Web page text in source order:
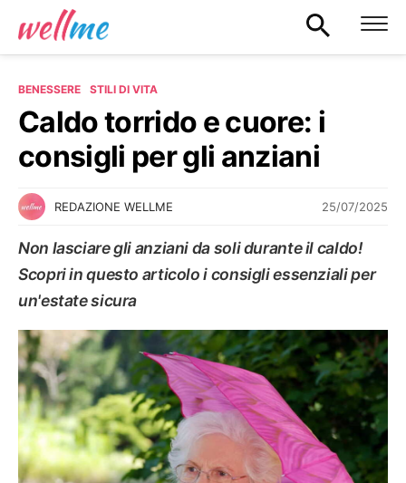
BENESSERE STILI DI VITA
Caldo torrido e cuore: i
consigli per gli anziani
REDAZIONE WELLME 25/07/2025
Non lasciare gli anziani da soli durante il caldo!
Scopri in questo articolo i consigli essenziali per
un'estate sicura
STILI DI VITA